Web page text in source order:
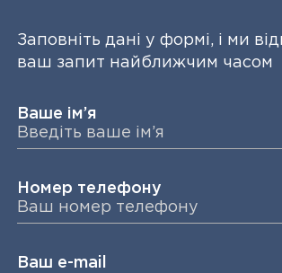
Заповніть дані у формі, і ми
ваш запит найближчим часом
Ваше ім’я
Номер телефону
Ваш e-mail